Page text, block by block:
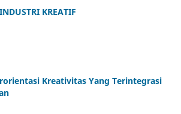
KREATIF
Kreativitas Yang Terintegrasi